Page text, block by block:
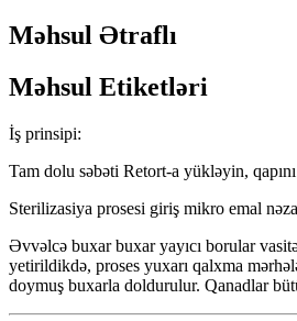
Məhsul Ətraflı
Məhsul Etiketləri
İş prinsipi:
Tam dolu səbəti Retort-a yükləyin,
Sterilizasiya prosesi giriş mikro emal
Əvvəlcə buxar buxar yayıcı borular
yetirildikdə, proses yuxarı qalxma
doymuş buxarla doldurulur. Qanadlar